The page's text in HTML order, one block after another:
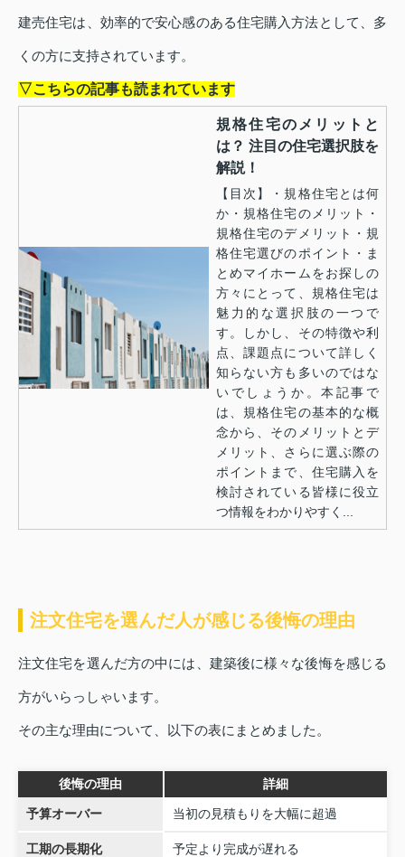
建売住宅は、効率的で安心感のある住宅購入方法として、多
くの方に支持されています。
▽こちらの記事も読まれています
規格住宅のメリットと
は？ 注目の住宅選択肢を
解説！
【目次】・規格住宅とは何
か・規格住宅のメリット・
規格住宅のデメリット・規
格住宅選びのポイント・ま
とめマイホームをお探しの
方々にとって、規格住宅は
魅力的な選択肢の一つで
す。しかし、その特徴や利
点、課題点について詳しく
知らない方も多いのではな
いでしょうか。本記事で
は、規格住宅の基本的な概
念から、そのメリットとデ
メリット、さらに選ぶ際の
ポイントまで、住宅購入を
検討されている皆様に役立
つ情報をわかりやすく...
注文住宅を選んだ人が感じる後悔の理由
注文住宅を選んだ方の中には、建築後に様々な後悔を感じる
方がいらっしゃいます。
その主な理由について、以下の表にまとめました。
後悔の理由 詳細
予算オーバー 当初の見積もりを大幅に超過
工期の長期化 予定より完成が遅れる